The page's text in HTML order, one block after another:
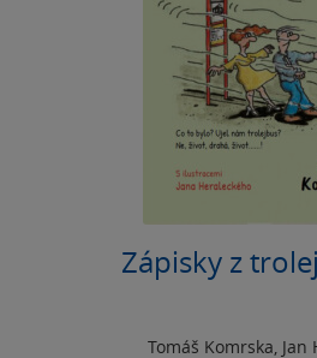
Zápisky z
Tomáš Komrska, Jan